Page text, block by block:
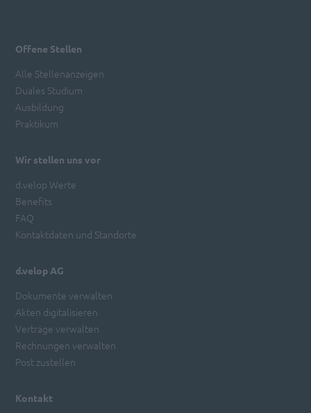
Kontakt
Offene Stellen
Alle Stellenanzeigen
Duales Studium
Ausbildung
Praktikum
Wir stellen uns vor
d.velop Werte
Benefits
FAQ
Kontaktdaten und Standorte
d.velop AG
Dokumente verwalten
Akten digitalisieren
Verträge verwalten
Rechnungen verwalten
Post zustellen